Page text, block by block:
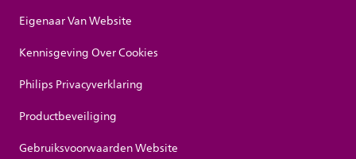
Eigenaar Van Website
Kennisgeving Over Cookies
Philips Privacyverklaring
Productbeveiliging
Gebruiksvoorwaarden Website